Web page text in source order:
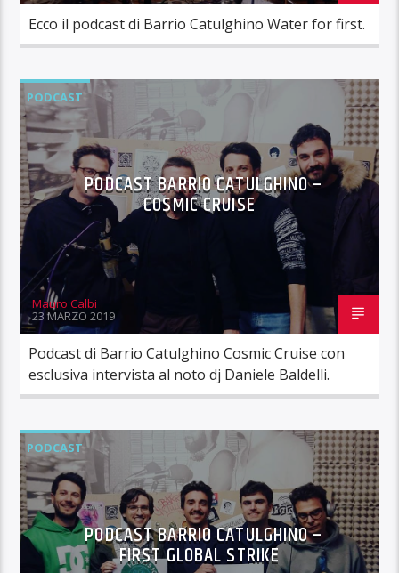
Ecco il podcast di Barrio Catulghino Water for first.
PODCAST
PODCAST BARRIO CATULGHINO –
COSMIC CRUISE
Mauro Calbi
23 MARZO 2019
Podcast di Barrio Catulghino Cosmic Cruise con
esclusiva intervista al noto dj Daniele Baldelli.
PODCAST
PODCAST BARRIO CATULGHINO –
FIRST GLOBAL STRIKE